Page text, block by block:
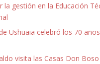
la gestión en la Educación
Ushuaia celebró los 70
visita las Casas Don Boso